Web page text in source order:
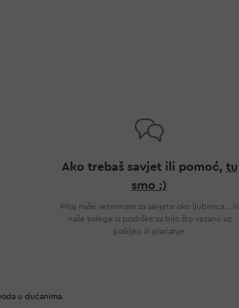
Ako trebaš savjet ili pomoć, tu
smo :)
Pitaj naše veterinare za savjete oko ljubimca... Ili
naše kolege iz podrške za bilo što vezano uz
pošiljku ili plaćanje.
u dućanima.